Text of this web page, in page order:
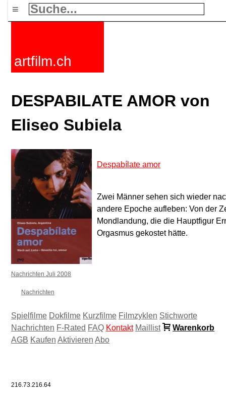
≡
artfilm.ch
DESPABILATE AMOR von
Eliseo Subiela
Despabílate amor
Zwei Männer sehen sich wieder
andere Epoche aufleben: Von der
Mondlandung, die die Hauptfigur
Orgasmus gekostet hätte.
Nachrichten Juli 2008
Nachrichten
Spielfilme Dokfilme Kurzfilme Filmzyklen Stichworte
Nachrichten F-Rated FAQ Kontakt Maillist
Warenkorb
AGB Kaufen Aktivieren Abo
216.73.216.64